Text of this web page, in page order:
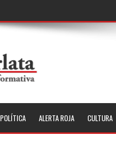
POLÍTICA ALERTA ROJA CULTURA